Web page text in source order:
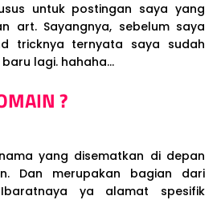
untuk postingan saya yang
art. Sayangnya, sebelum saya
tricknya ternyata saya sudah
lagi. hahaha...
?
yang disematkan di depan
Dan merupakan bagian dari
ya alamat spesifik